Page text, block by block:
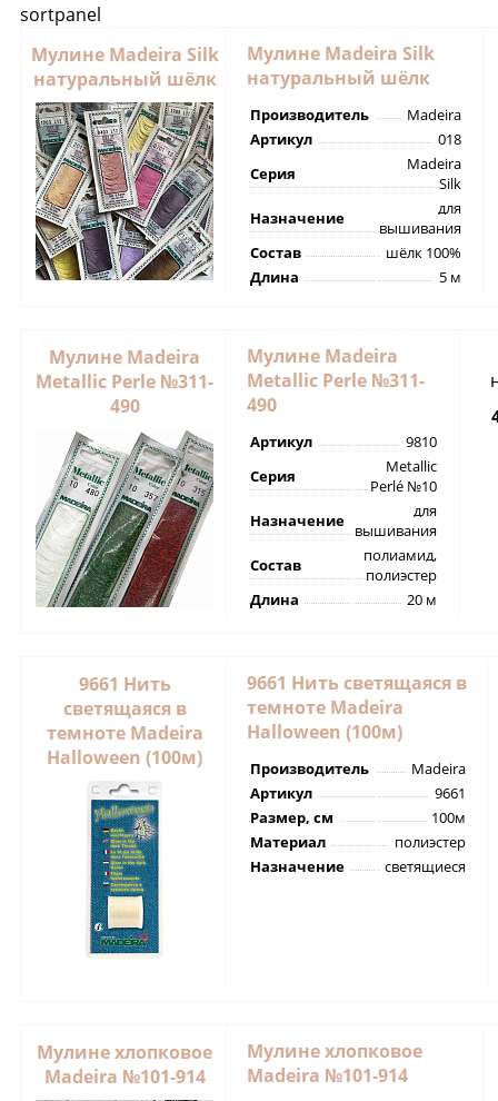
sortpanel
Мулине Madeira Silk
натуральный шёлк
Мулине Madeira Silk
натуральный шёлк
Производитель
Madeira
Артикул
018
Серия
Madeira
Silk
Назначение
для
вышивания
Состав
шёлк 100%
Длина
5 м
Мулине Madeira
Metallic Perle №311-
490
Мулине Madeira
Metallic Perle №311-
490
Артикул
9810
Серия
Metallic
Perlé №10
Назначение
для
вышивания
Состав
полиамид,
полиэстер
Длина
20 м
9661 Нить
светящаяся в
темноте Madeira
Halloween (100м)
9661 Нить светящаяся в
темноте Madeira
Halloween (100м)
Производитель
Madeira
Артикул
9661
Размер, см
100м
Материал
полиэстер
Назначение
светящиеся
Мулине хлопковое
Madeira №101-914
Мулине хлопковое
Madeira №101-914